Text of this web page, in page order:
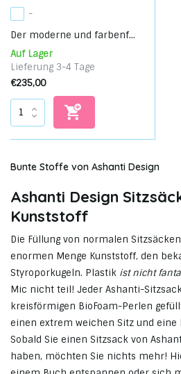
-
Der moderne und farbenf...
Auf Lager
Lieferung 3-4 Tage
€235,00
Bunte Stoffe von Ashanti Design
Ashanti Design
Kunststoff
Die Füllung von normalen
enormen Menge Kunststoff, den
Styroporkugeln. Plastik ist nicht
Mic nicht teil! Jeder Ashanti-
kreisförmigen BioFoam-Perlen
einen extrem weichen Sitz und eine
Sobald Sie einen Sitzsack von
haben, möchten Sie nichts mehr!